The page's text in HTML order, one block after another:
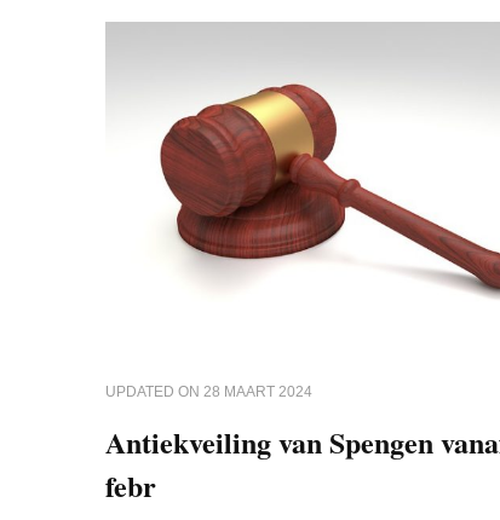
UPDATED ON 28 MAART 2024
Antiekveiling van Spengen
febr